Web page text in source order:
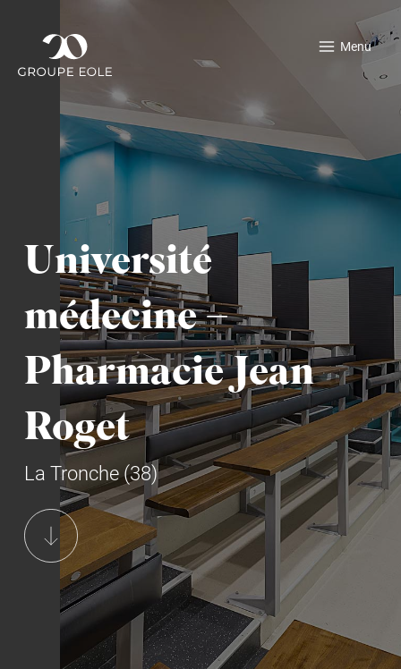
contenu
Menu
Université
médecine –
Pharmacie Jean
Roget
La Tronche (38)